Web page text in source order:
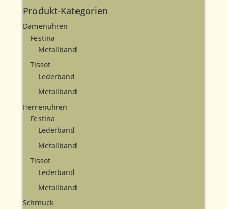
Produkt-Kategorien
Damenuhren
Festina
Metallband
Tissot
Lederband
Metallband
Herrenuhren
Festina
Lederband
Metallband
Tissot
Lederband
Metallband
Schmuck